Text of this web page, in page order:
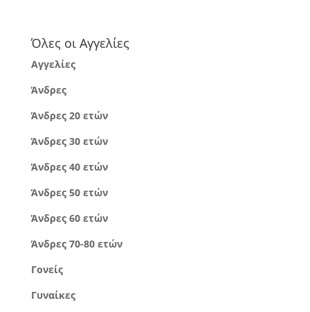
Όλες οι Αγγελίες
Αγγελίες
Άνδρες
Άνδρες 20 ετών
Άνδρες 30 ετών
Άνδρες 40 ετών
Άνδρες 50 ετών
Άνδρες 60 ετών
Άνδρες 70-80 ετών
Γονείς
Γυναίκες